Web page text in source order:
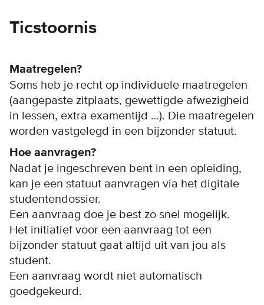
Ticstoornis
Maatregelen?
Soms heb je recht op individuele maatregelen
(aangepaste zitplaats, gewettigde afwezigheid
in lessen, extra examentijd …). Die maatregelen
worden vastgelegd in een bijzonder statuut.
Hoe aanvragen?
Nadat je ingeschreven bent in een opleiding,
kan je een statuut aanvragen via het digitale
studentendossier.
Een aanvraag doe je best zo snel mogelijk.
Het initiatief voor een aanvraag tot een
bijzonder statuut gaat altijd uit van jou als
student.
Een aanvraag wordt niet automatisch
goedgekeurd.